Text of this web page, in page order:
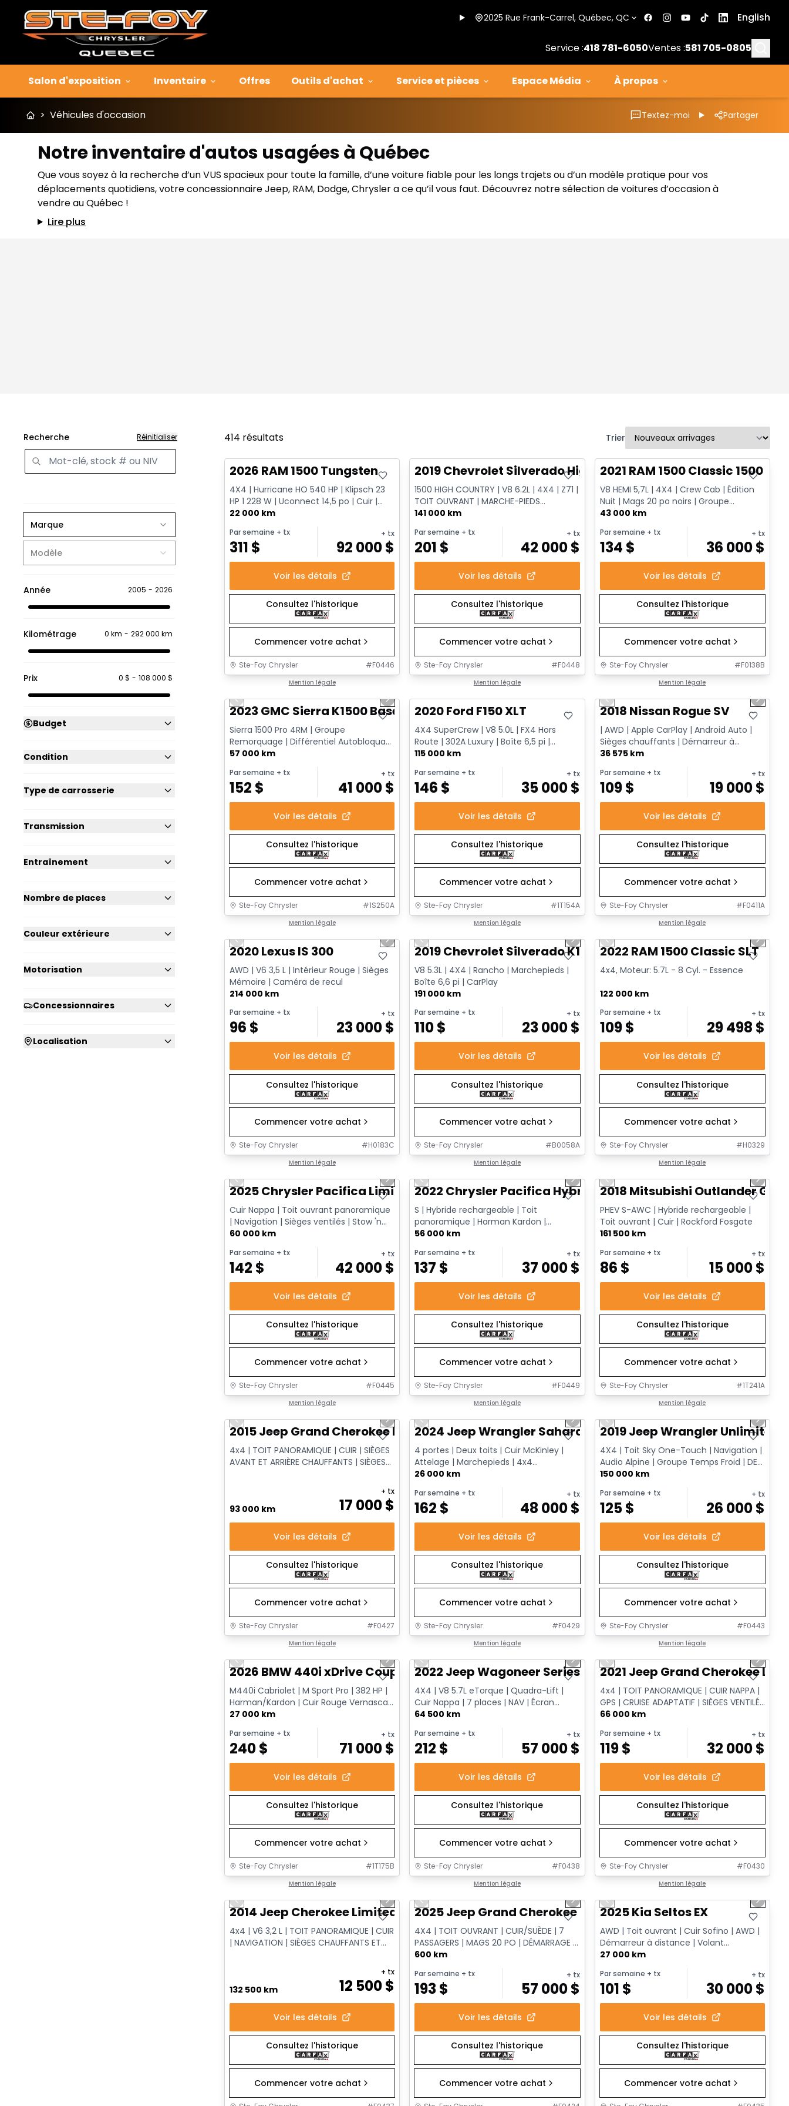
2025 Rue Frank-Carrel, Québec, QC English
Service :418 781-6050Ventes :581 705-0805
Salon d'exposition Inventaire Offres Outils d'achat Service et pièces Espace Média À propos
> Véhicules d'occasion Textez-moi Partager
Notre inventaire d'autos usagées à Québec
Que vous soyez à la recherche d’un VUS spacieux pour toute la famille, d’une voiture fiable pour les longs trajets ou d’un modèle pratique pour vos
déplacements quotidiens, votre concessionnaire Jeep, RAM, Dodge, Chrysler a ce qu’il vous faut. Découvrez notre sélection de voitures d’occasion à
vendre au Québec !
Lire plus
Recherche Réinitialiser
Marque
Modèle
Année 2005 - 2026
Kilométrage 0 km - 292 000 km
Prix 0 $ - 108 000 $
Budget
Condition
Type de carrosserie
Transmission
Entraînement
Nombre de places
Couleur extérieure
Motorisation
Concessionnaires
Localisation
414 résultats Trier
Très bonne offre
2026 RAM 1500 Tungsten
4X4 | Hurricane HO 540 HP | Klipsch 23
HP 1 228 W | Uconnect 14,5 po | Cuir |
Mags 22 po
22 000 km
Par semaine + tx
311 $
+ tx
92 000$
Voir les détails
Consultez l'historique
Commencer votre achat
Ste-Foy Chrysler #F0446
Mention légale
2019 Chevrolet Silverado High Country
1500 HIGH COUNTRY | V8 6.2L | 4X4 | Z71 |
TOIT OUVRANT | MARCHE-PIEDS
ÉLECTRIQUES | CUIR | NAVIGATIO...
141 000 km
Par semaine + tx
201 $
+ tx
42 000$
Voir les détails
Consultez l'historique
Commencer votre achat
Ste-Foy Chrysler #F0448
Mention légale
Très bonne offre
2021 RAM 1500 Classic 1500
V8 HEMI 5,7L | 4X4 | Crew Cab | Édition
Nuit | Mags 20 po noirs | Groupe
remorquage
43 000 km
Par semaine + tx
134 $
+ tx
36 000$
Voir les détails
Consultez l'historique
Commencer votre achat
Ste-Foy Chrysler #F0138B
Mention légale
Très bonne offre
Previous slide Next slide
2023 GMC Sierra K1500 Base
Sierra 1500 Pro 4RM | Groupe
Remorquage | Différentiel Autobloquant
| CarPlay Sans Fil | Doublure Va...
57 000 km
Par semaine + tx
152 $
+ tx
41 000$
Voir les détails
Consultez l'historique
Commencer votre achat
Ste-Foy Chrysler #1S250A
Mention légale
Très bonne offre
2020 Ford F150 XLT
4X4 SuperCrew | V8 5.0L | FX4 Hors
Route | 302A Luxury | Boîte 6,5 pi |
Remorquage
115 000 km
Par semaine + tx
146 $
+ tx
35 000$
Voir les détails
Consultez l'historique
Commencer votre achat
Ste-Foy Chrysler #1T154A
Mention légale
Très bonne offre
Previous slide Next
2018 Nissan Rogue SV
| AWD | Apple CarPlay | Android Auto |
Sièges chauffants | Démarreur à
distance
36 575 km
Par semaine + tx
109$
+ tx
19 000$
Voir les détails
Consultez l'historique
Commencer votre achat
Ste-Foy Chrysler #F0411A
Mention légale
Très bonne offre
Previous slide Next slide
2020 Lexus IS 300
AWD | V6 3,5 L | Intérieur Rouge | Sièges
Mémoire | Caméra de recul
214 000 km
Par semaine + tx
96 $
+ tx
23 000$
Voir les détails
Consultez l'historique
Commencer votre achat
Ste-Foy Chrysler #H0183C
Mention légale
Très bonne offre
Previous slide Next slide
2019 Chevrolet Silverado K1500 Trail Cus Custom Trail Boss
V8 5.3L | 4X4 | Rancho | Marchepieds |
Boîte 6,6 pi | CarPlay
191 000 km
Par semaine + tx
110$
+ tx
23 000$
Voir les détails
Consultez l'historique
Commencer votre achat
Ste-Foy Chrysler #B0058A
Mention légale
Très bonne offre
Previous slide Next
2022 RAM 1500 Classic SLT
4x4, Moteur: 5.7L - 8 Cyl. - Essence
122 000 km
Par semaine + tx
109$
+ tx
29 498 $
Voir les détails
Consultez l'historique
Commencer votre achat
Ste-Foy Chrysler #H0329
Mention légale
Très bonne offre
Previous slide Next slide
2025 Chrysler Pacifica Limited
Cuir Nappa | Toit ouvrant panoramique
| Navigation | Sièges ventilés | Stow 'n
Go | Apple CarPlay & ...
60 000 km
Par semaine + tx
142 $
+ tx
42 000$
Voir les détails
Consultez l'historique
Commencer votre achat
Ste-Foy Chrysler #F0445
Mention légale
Très bonne offre
Previous slide Next slide
2022 Chrysler Pacifica Hybrid Limited
S | Hybride rechargeable | Toit
panoramique | Harman Kardon |
Caméra 360 | Écrans arrière Fire TV | ...
56 000 km
Par semaine + tx
137 $
+ tx
37 000$
Voir les détails
Consultez l'historique
Commencer votre achat
Ste-Foy Chrysler #F0449
Mention légale
Très bonne offre
Previous slide Next
2018 Mitsubishi Outlander GT
PHEV S-AWC | Hybride rechargeable |
Toit ouvrant | Cuir | Rockford Fosgate
161 500 km
Par semaine + tx
86 $
+ tx
15 000$
Voir les détails
Consultez l'historique
Commencer votre achat
Ste-Foy Chrysler #1T241A
Mention légale
Très bonne offre
Previous slide Next slide
2015 Jeep Grand Cherokee Limited
4x4 | TOIT PANORAMIQUE | CUIR | SIÈGES
AVANT ET ARRIÈRE CHAUFFANTS | SIÈGES
93 000 km 17 000$
+ tx
Voir les détails
Consultez l'historique
Commencer votre achat
Ste-Foy Chrysler #F0427
Mention légale
Très bonne offre
Previous slide Next slide
2024 Jeep Wrangler Sahara
4 portes | Deux toits | Cuir McKinley |
Attelage | Marchepieds | 4x4
Command-Trac
26 000 km
Par semaine + tx
162 $
+ tx
48 000$
Voir les détails
Consultez l'historique
Commencer votre achat
Ste-Foy Chrysler #F0429
Mention légale
Très bonne offre
Previous slide Next
2019 Jeep Wrangler Unlimited
4X4 | Toit Sky One-Touch | Navigation |
Audio Alpine | Groupe Temps Froid | DEL
| Surveillance des a...
150 000 km
Par semaine + tx
125$
+ tx
26 000$
Voir les détails
Consultez l'historique
Commencer votre achat
Ste-Foy Chrysler #F0443
Mention légale
Très bonne offre
Previous slide Next slide
2026 BMW 440i xDrive Coupe
M440i Cabriolet | M Sport Pro | 382 HP |
Harman/Kardon | Cuir Rouge Vernasca |
AWD | Démarreur à dis...
27 000 km
Par semaine + tx
240$
+ tx
71 000$
Voir les détails
Consultez l'historique
Commencer votre achat
Ste-Foy Chrysler #1T175B
Mention légale
Très bonne offre
Previous slide Next slide
2022 Jeep Wagoneer Series III
4X4 | V8 5.7L eTorque | Quadra-Lift |
Cuir Nappa | 7 places | NAV | Écran
passager
64 500 km
Par semaine + tx
212 $
+ tx
57 000$
Voir les détails
Consultez l'historique
Commencer votre achat
Ste-Foy Chrysler #F0438
Mention légale
Très bonne offre
Previous slide Next
2021 Jeep Grand Cherokee
4x4 | TOIT PANORAMIQUE | CUIR NAPPA |
GPS | CRUISE ADAPTATIF | SIÈGES VENTILÉS
| HAYON ÉLECTRIQUE
66 000 km
Par semaine + tx
119$
+ tx
32 000$
Voir les détails
Consultez l'historique
Commencer votre achat
Ste-Foy Chrysler #F0430
Mention légale
Très bonne offre
Previous slide Next slide
2014 Jeep Cherokee Limited
4x4 | V6 3,2 L | TOIT PANORAMIQUE | CUIR
| NAVIGATION | SIÈGES CHAUFFANTS ET
132 500 km 12 500$
+ tx
Voir les détails
Consultez l'historique
Commencer votre achat
Très bonne offre
Previous slide Next slide
2025 Jeep Grand Cherokee L Altitude
4X4 | TOIT OUVRANT | CUIR/SUÈDE | 7
PASSAGERS | MAGS 20 PO | DÉMARRAGE À
DISTANCE
600 km
Par semaine + tx
193$
+ tx
57 000$
Voir les détails
Consultez l'historique
Commencer votre achat
Très bonne offre
Previous slide Next
2025 Kia Seltos EX
AWD | Toit ouvrant | Cuir Sofino | AWD |
Démarreur à distance | Volant
chauffant
27 000 km
Par semaine + tx
101 $
+ tx
30 000$
Voir les détails
Consultez l'historique
Commencer votre achat